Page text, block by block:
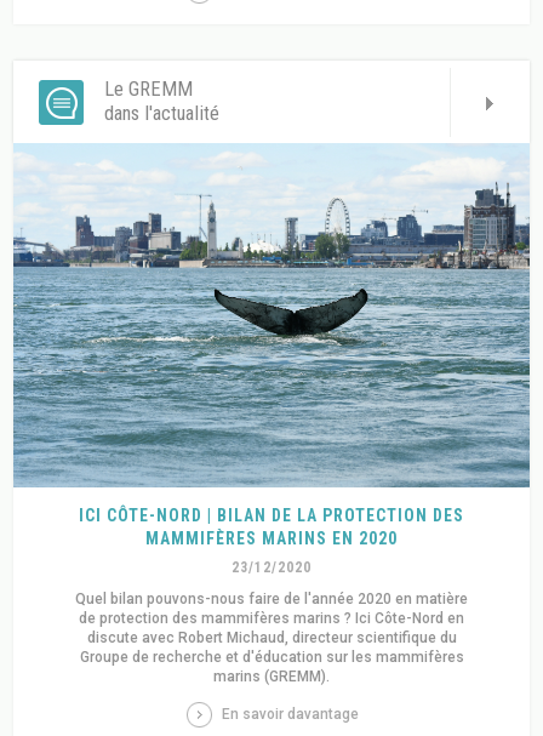
Le GREMM
dans l'actualité
ICI CÔTE-NORD | BILAN DE LA PROTECTION DES
MAMMIFÈRES MARINS EN 2020
23/12/2020
Quel bilan pouvons-nous faire de l'année 2020 en matière
de protection des mammifères marins ? Ici Côte-Nord en
discute avec Robert Michaud, directeur scientifique du
Groupe de recherche et d'éducation sur les mammifères
marins (GREMM).
En savoir davantage